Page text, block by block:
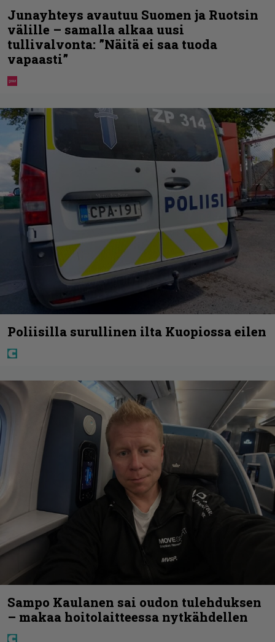
Junayhteys avautuu Suomen ja Ruotsin
välille – samalla alkaa uusi
tullivalvonta: ”Näitä ei saa tuoda
vapaasti”
Poliisilla surullinen ilta Kuopiossa eilen
Sampo Kaulanen sai oudon tulehduksen
– makaa hoitolaitteessa nytkähdellen